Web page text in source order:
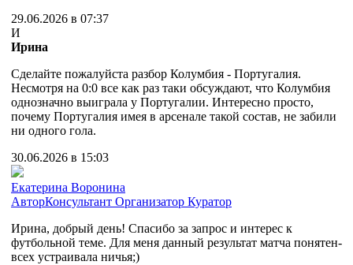
29.06.2026 в 07:37
И
Ирина
Сделайте пожалуйста разбор Колумбия - Португалия.
Несмотря на 0:0 все как раз таки обсуждают, что Колумбия
однозначно выиграла у Португалии. Интересно просто,
почему Португалия имея в арсенале такой состав, не забили
ни одного гола.
30.06.2026 в 15:03
Екатерина Воронина
АвторКонсультант Организатор Куратор
Ирина, добрый день! Спасибо за запрос и интерес к
футбольной теме. Для меня данный результат матча понятен-
всех устраивала ничья;)